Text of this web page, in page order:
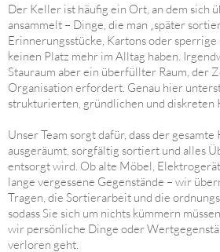
Der Keller ist häufig ein Ort, an dem sich
ansammelt – Dinge, die man „später
Erinnerungsstücke, Kartons oder sperrige
keinen Platz mehr im Alltag haben.
Stauraum aber ein überfüllter Raum, der
Organisation erfordert. Genau hier
strukturierten, gründlichen und diskreten
Unser Team sorgt dafür, dass der
ausgeräumt, sorgfältig sortiert und alles
entsorgt wird. Ob alte Möbel,
lange vergessene Gegenstände – wir
Tragen, die Sortierarbeit und die
sodass Sie sich um nichts kümmern
wir persönliche Dinge oder
verloren geht.